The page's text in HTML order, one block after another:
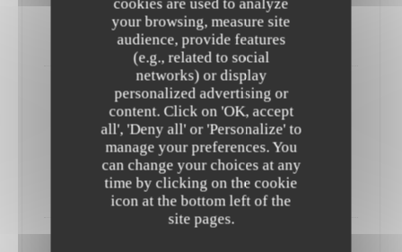
your browsing, measure site
audience, provide features
(e.g., related to social
networks) or display
personalized advertising or
content. Click on 'OK, accept
all', 'Deny all' or 'Personalize' to
manage your preferences. You
can change your choices at any
time by clicking on the cookie
icon at the bottom left of the
site pages.
18,50 EUR
La Boutei.
Le Gorvello Poiré Clos Saint-André
Poiré de Bretagne Biologique (56), Attaque Souple, Fruité
intense et floral, 4°
30,00 EUR
La Boutei.